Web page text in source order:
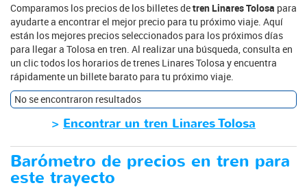
Comparamos los precios de los billetes detren Linares Tolosa para
ayudarte a encontrar el mejor precio para tu próximo viaje. Aquí
están los mejores precios seleccionados para los próximos días
para llegar a Tolosa en tren. Al realizar una búsqueda, consulta en
un clic todos los horarios de trenes Linares Tolosa y encuentra
rápidamente un billete barato para tu próximo viaje.
No se encontraron resultados
> Encontrar un tren Linares Tolosa
Barómetro de precios en tren para
este trayecto